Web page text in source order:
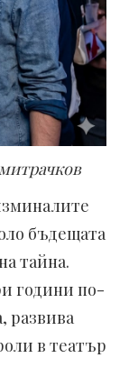
бъдещата
тайна.
години по-
развива
в театър